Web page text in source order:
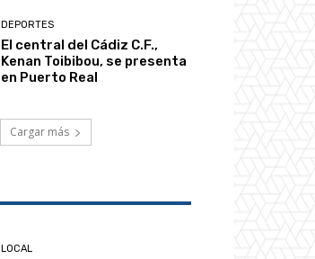
DEPORTES
El central del Cádiz C.F.,
Kenan Toibibou, se presenta
en Puerto Real
Cargar más
LOCAL